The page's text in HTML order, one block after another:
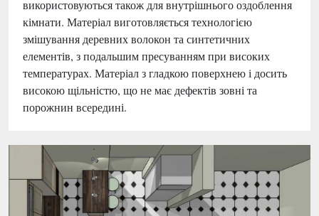
використовуються також для внутрішнього оздоблення
кімнати. Матеріал виготовляється технологією
змішування деревних волокон та синтетичних
елементів, з подальшим пресуванням при високих
температурах. Матеріал з гладкою поверхнею і досить
високою щільністю, що не має дефектів зовні та
порожнин всередині.